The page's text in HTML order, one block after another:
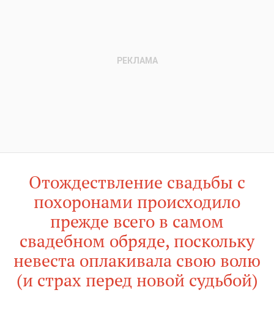
Отождествление свадьбы с
похоронами происходило
прежде всего в самом
свадебном обряде, поскольку
невеста оплакивала свою волю
(и страх перед новой судьбой)